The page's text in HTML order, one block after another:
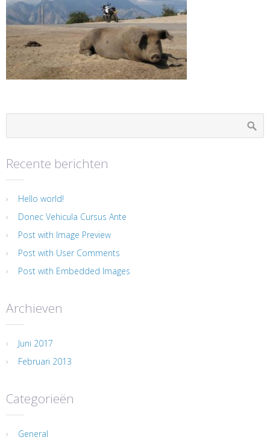
Recente berichten
Hello world!
Donec Vehicula Cursus Ante
Post with Image Preview
Post with User Comments
Post with Embedded Images
Archieven
Juni 2017
Februari 2013
Categorieën
General